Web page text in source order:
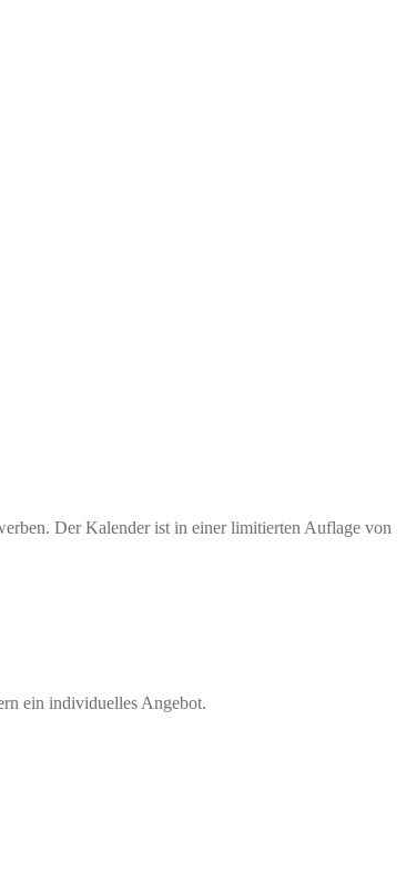
Der Kalender ist in einer limitierten Auflage von
ein individuelles Angebot.